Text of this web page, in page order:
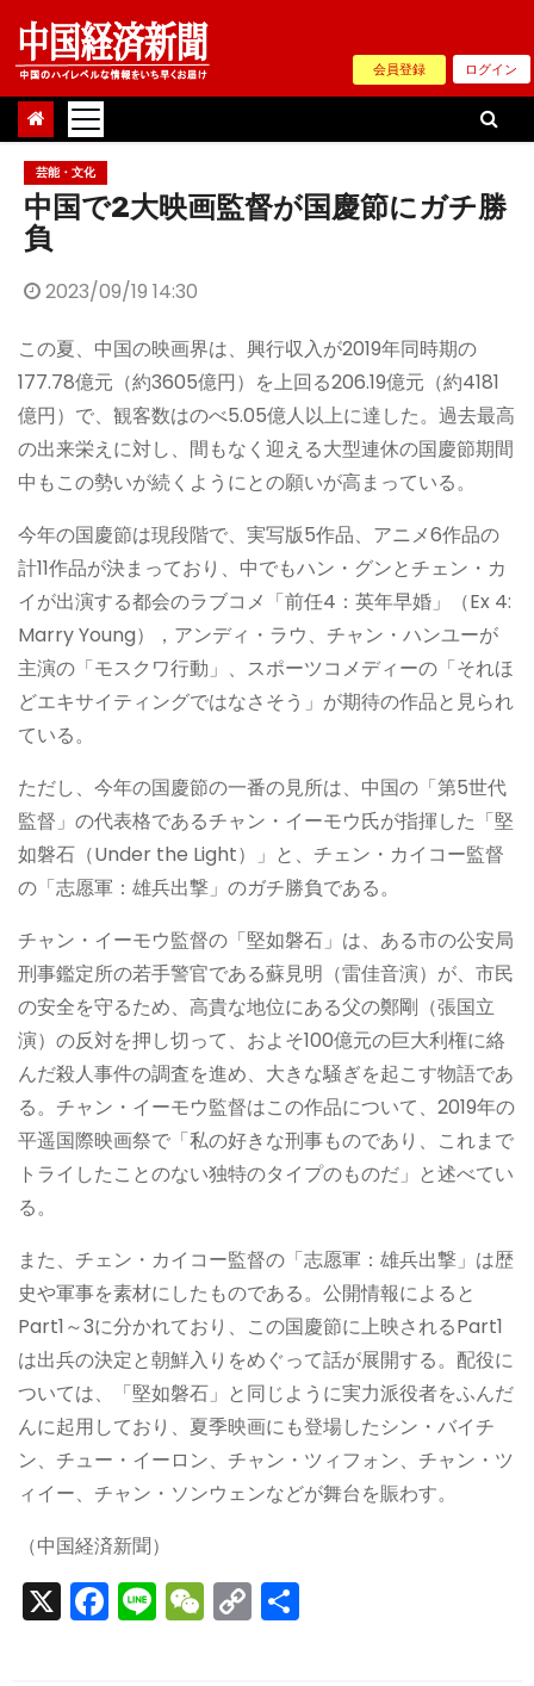
Skip
content
会員登録 ログイン
芸能・文化
中国で2大映画監督が国慶節にガチ勝
負
2023/09/19 14:30
この夏、中国の映画界は、興行収入が2019年同時期の
177.78億元（約3605億円）を上回る206.19億元（約4181
億円）で、観客数はのべ5.05億人以上に達した。過去最高
の出来栄えに対し、間もなく迎える大型連休の国慶節期間
中もこの勢いが続くようにとの願いが高まっている。
今年の国慶節は現段階で、実写版5作品、アニメ6作品の
計11作品が決まっており、中でもハン・グンとチェン・カ
イが出演する都会のラブコメ「前任4：英年早婚」（Ex 4:
Marry Young），アンディ・ラウ、チャン・ハンユーが
主演の「モスクワ行動」、スポーツコメディーの「それほ
どエキサイティングではなさそう」が期待の作品と見られ
ている。
ただし、今年の国慶節の一番の見所は、中国の「第5世代
監督」の代表格であるチャン・イーモウ氏が指揮した「堅
如磐石（Under the Light）」と、チェン・カイコー監督
の「志愿軍：雄兵出撃」のガチ勝負である。
チャン・イーモウ監督の「堅如磐石」は、ある市の公安局
刑事鑑定所の若手警官である蘇見明（雷佳音演）が、市民
の安全を守るため、高貴な地位にある父の鄭剛（張国立
演）の反対を押し切って、およそ100億元の巨大利権に絡
んだ殺人事件の調査を進め、大きな騒ぎを起こす物語であ
る。チャン・イーモウ監督はこの作品について、2019年の
平遥国際映画祭で「私の好きな刑事ものであり、これまで
トライしたことのない独特のタイプのものだ」と述べてい
る。
また、チェン・カイコー監督の「志愿軍：雄兵出撃」は歴
史や軍事を素材にしたものである。公開情報によると
Part1～3に分かれており、この国慶節に上映されるPart1
は出兵の決定と朝鮮入りをめぐって話が展開する。配役に
ついては、「堅如磐石」と同じように実力派役者をふんだ
んに起用しており、夏季映画にも登場したシン・バイチ
ン、チュー・イーロン、チャン・ツィフォン、チャン・ツ
ィイー、チャン・ソンウェンなどが舞台を賑わす。
（中国経済新聞）
X F
a
Li
n
W
e
C
o